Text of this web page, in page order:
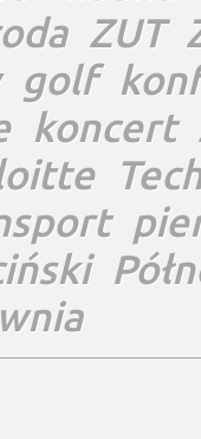
ZUT
golf
koncert